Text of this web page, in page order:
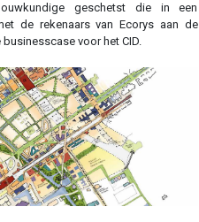
geschetst die in een
de rekenaars van Ecorys aan de
voor het CID.